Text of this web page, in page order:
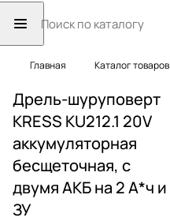
Главная Каталог товаров
Дрель-шуруповерт
KRESS KU212.1 20V
аккумуляторная
бесщеточная, с
двумя АКБ на 2 А*ч и
ЗУ